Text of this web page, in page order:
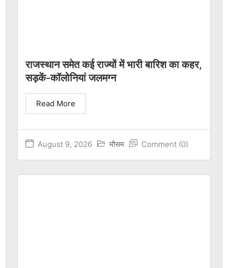
राजस्थान समेत कई राज्यों में भारी बारिश का कहर,
सड़कें-कॉलोनियां जलमग्न
August 9, 2026 मौसम Comment (0)
Read More